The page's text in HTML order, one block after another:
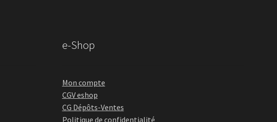
e-Shop
Mon compte
CGV eshop
CG Dépôts-Ventes
Politique de confidentialité